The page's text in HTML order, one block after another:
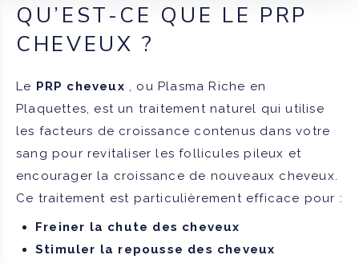
QU’EST-CE QUE LE PRP
CHEVEUX ?
Le PRP cheveux , ou Plasma Riche en
Plaquettes, est un traitement naturel qui utilise
les facteurs de croissance contenus dans votre
sang pour revitaliser les follicules pileux et
encourager la croissance de nouveaux cheveux.
Ce traitement est particulièrement efficace pour :
Freiner la chute des cheveux
Stimuler la repousse des cheveux